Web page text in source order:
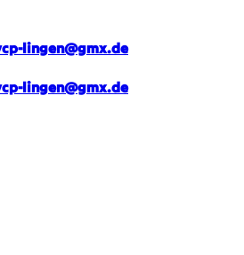
lingen@gmx.de
lingen@gmx.de